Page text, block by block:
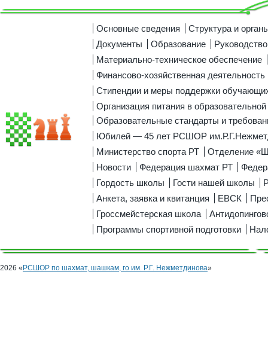
Основные сведения
Структура и
Документы
Образование
Руководство
Материально-техническое обеспечение
Финансово-хозяйственная деятельность
Стипендии и меры поддержки
Организация питания в образовательной
Образовательные стандарты и
Юбилей — 45 лет РСШОР
Министерство спорта РТ
Отделение
Новости
Федерация шахмат РТ
Гордость школы
Гости нашей школы
Анкета, заявка и квитанция
ЕВСК
Гроссмейстерская школа
Программы спортивной подготовки
2026 «РСШОР по шахмат, шашкам, го им. Р.Г. Нежметдинова»